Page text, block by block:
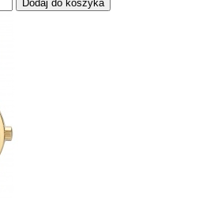
Dodaj do koszyka